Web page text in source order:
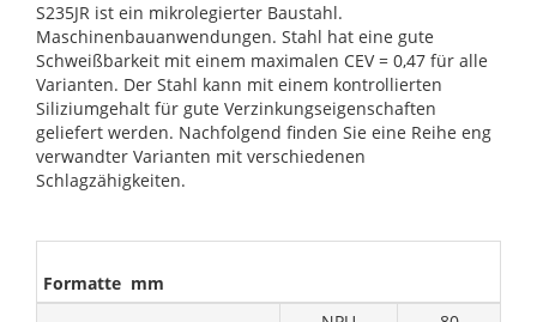
S235JR ist ein mikrolegierter Baustahl.
Maschinenbauanwendungen. Stahl hat eine gute
Schweißbarkeit mit einem maximalen CEV = 0,47 für alle
Varianten. Der Stahl kann mit einem kontrollierten
Siliziumgehalt für gute Verzinkungseigenschaften
geliefert werden. Nachfolgend finden Sie eine Reihe eng
verwandter Varianten mit verschiedenen
Schlagzähigkeiten.
Formatte mm